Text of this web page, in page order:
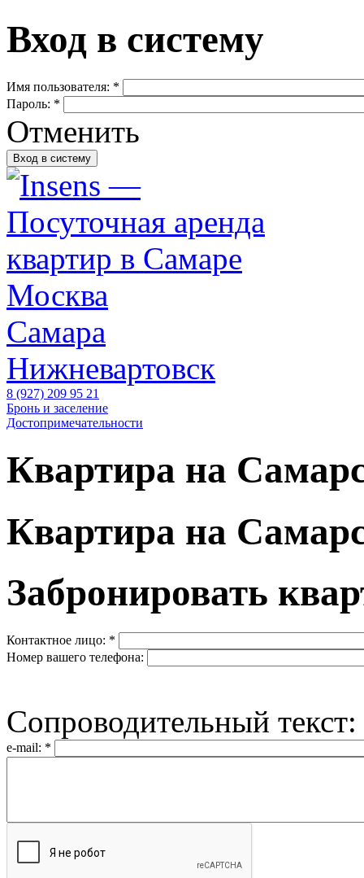
Вход в систему
Имя пользователя: *
Пароль: *
Отменить
Москва
Самара
Нижневартовск
8 (927) 209 95 21
Бронь и заселение
Достопримечательности
Квартира на
Квартира на
Забронировать
Контактное лицо: *
Номер вашего телефона:
Сопроводительный текст:
e-mail: *